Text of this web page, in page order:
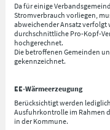
Da für einige
Stromverbrauch vorliegen,
abweichender Ansatz verfolgt
durchschnittliche Pro-Kopf-
hochgerechnet.
Die betroffenen Gemeinden
gekennzeichnet.
EE-Wärmeerzeugung
Berücksichtigt werden
Ausfuhrkontrolle im Rahmen
in der Kommune.